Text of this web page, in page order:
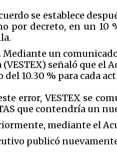
se establece
por decreto, en un 10
Mediante un
(VESTEX) señaló que el
del 10.30 % para cada
error, VESTEX se
que contendría un
mediante el
publicó